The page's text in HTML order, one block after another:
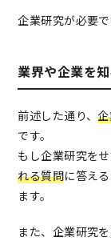
企業研究が必要
業界や企業を
前述した通り、
です。
もし企業研究を
れる質問に答え
ます。
また、企業研究を